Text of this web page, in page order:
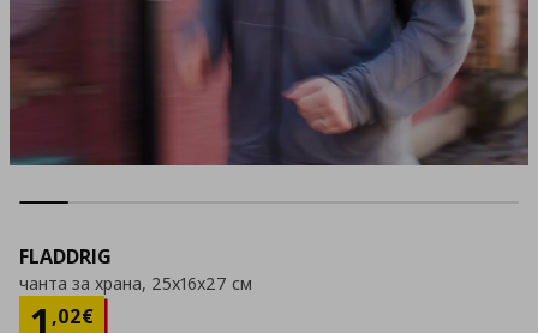
FLADDRIG
чанта за храна, 25x16x27 см
1 ,02€
Цена